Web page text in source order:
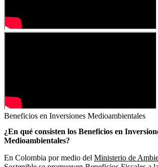
Beneficios en Inversiones Medioambientales
¿En qué consisten los Beneficios en
Medioambientales?
En Colombia por medio del Ministerio de